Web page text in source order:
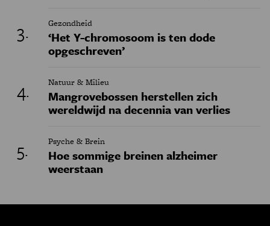
Gezondheid
‘Het Y-chromosoom is ten dode
opgeschreven’
Natuur & Milieu
Mangrovebossen herstellen zich
wereldwijd na decennia van verlies
Psyche & Brein
Hoe sommige breinen alzheimer
weerstaan